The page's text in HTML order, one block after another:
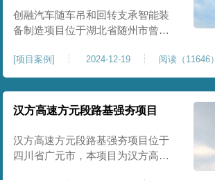
临近建筑物的场地界限开挖减震沟
创融汽车随车吊和回转支承智能装
备制造项目位于湖北省随州市曾都
套设置，本次对主要对项目生产车
间区域进行强夯施工，面积约为
20000平方米，要求经强夯后地基承
载力不低于140Kpa。康尚强夯公司
场，设备型号为ZRYG3500C，施工
作业人员按照设计严格施工。
[项目案例] 2024-12-19 阅读（11646）
汉方高速方元段路基强夯项目
汉方高速方元段路基强夯项目位于
四川省广元市，本项目为汉方高速